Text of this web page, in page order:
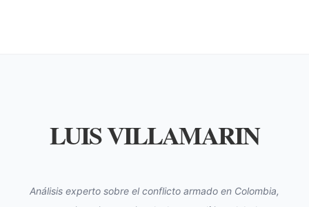
LUIS VILLAMARIN
Análisis experto sobre el conflicto armado en Colombia,